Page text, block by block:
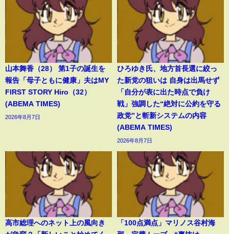
山本舞香（28） 第1子の誕生を
報告「母子ともに健康」夫はMY
FIRST STORY Hiro（32）
(ABEMA TIMES)
2026年8月7日
ひろゆき氏、地方首長選に絞っ
た新党の狙いは 自身は出馬せず
「自分が表に出た時点で負け
戦」強調した“絶対に公約を守る
政党”と斬新システムの内容
(ABEMA TIMES)
2026年8月7日
高市総理へのネット上の風向き
「100点満点」マリノス谷村海